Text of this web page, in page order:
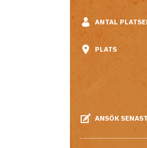
ANTAL
PLATS
ANSÖK SENAST